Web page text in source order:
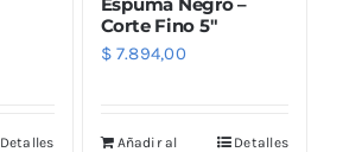
Detalles
Corte Fino 5″
$7.894,00
Añadir al
Detalles